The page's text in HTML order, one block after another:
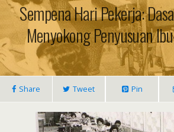
Sempena Hari Pekerja:
Menyokong Penyusuan
Share Tweet Pin